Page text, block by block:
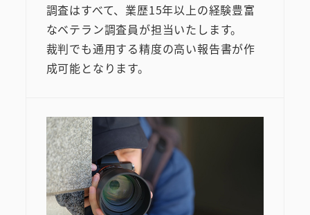
調査はすべて、業歴15年以上の経験豊富
なベテラン調査員が担当いたします。
裁判でも通用する精度の高い報告書が作
成可能となります。